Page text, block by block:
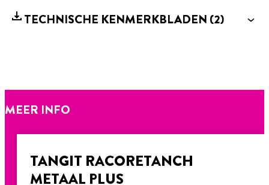
TECHNISCHE KENMERKBLADEN (2)
MEER INFO
TANGIT RACORETANCH
METAAL PLUS